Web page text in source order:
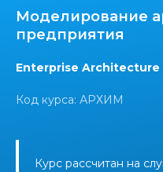
Моделирование
предприятия
Enterprise Architecture
Код курса: АРХИМ
Курс рассчитан на